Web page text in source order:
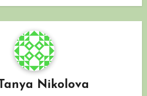
Tanya Nikolova